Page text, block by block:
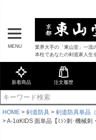
MENU
業界大手の「東山堂」一流
本柱であなたの剣道家人生
新着商品 注文履歴
HOME 剣道防具
剣道防具単品
A-1αKIDS 面単品【ﾐｼﾝ刺･機械刺